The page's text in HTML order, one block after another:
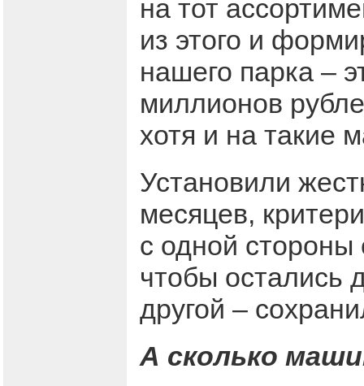
на тот
из этого и
нашего парка –
миллионов
хотя и на такие
Установили
месяцев,
с одной стороны
чтобы остались
другой –
А сколько